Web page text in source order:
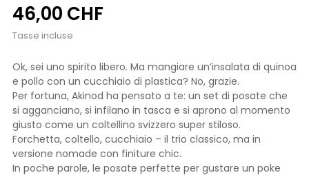
46,00 CHF
Tasse incluse
Ok, sei uno spirito libero. Ma mangiare un’insalata di quinoa
e pollo con un cucchiaio di plastica? No, grazie.
Per fortuna, Akinod ha pensato a te: un set di posate che
si agganciano, si infilano in tasca e si aprono al momento
giusto come un coltellino svizzero super stiloso.
Forchetta, coltello, cucchiaio – il trio classico, ma in
versione nomade con finiture chic.
In poche parole, le posate perfette per gustare un poke